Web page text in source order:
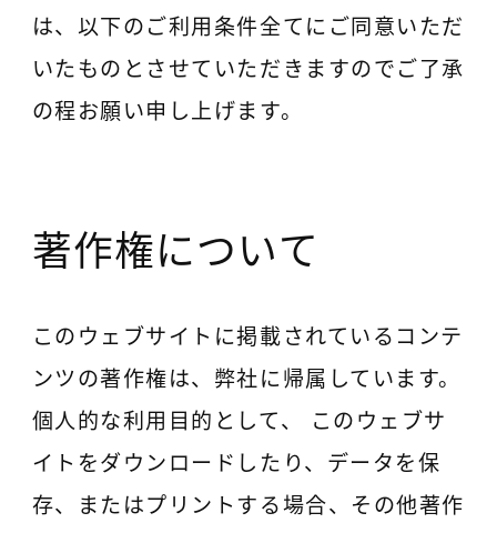
は、以下のご利用条件全てにご同意いただ
いたものとさせていただきますのでご了承
の程お願い申し上げます。
著作権について
このウェブサイトに掲載されているコンテ
ンツの著作権は、弊社に帰属しています。
個人的な利用目的として、 このウェブサ
イトをダウンロードしたり、データを保
存、またはプリントする場合、その他著作